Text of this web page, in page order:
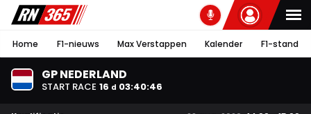
Home F1-nieuws Max Verstappen Kalender F1-stand
GP NEDERLAND
START RACE 16 d 03:40:45